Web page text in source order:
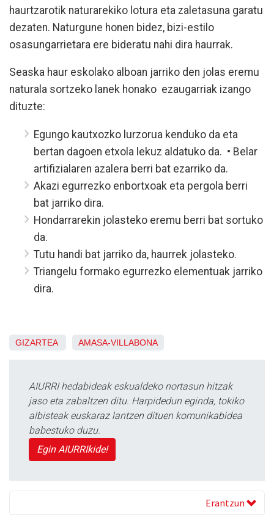
haurtzarotik naturarekiko lotura eta zaletasuna garatu
dezaten. Naturgune honen bidez, bizi-estilo
osasungarrietara ere bideratu nahi dira haurrak.
Seaska haur eskolako alboan jarriko den jolas eremu
naturala sortzeko lanek honako ezaugarriak izango
dituzte:
Egungo kautxozko lurzorua kenduko da eta
bertan dagoen etxola lekuz aldatuko da. • Belar
artifizialaren azalera berri bat ezarriko da.
Akazi egurrezko enbortxoak eta pergola berri
bat jarriko dira.
Hondarrarekin jolasteko eremu berri bat sortuko
da.
Tutu handi bat jarriko da, haurrek jolasteko.
Triangelu formako egurrezko elementuak jarriko
dira.
GIZARTEA AMASA-VILLABONA
AIURRI hedabideak eskualdeko nortasun hitzak
jaso eta zabaltzen ditu. Harpidedun eginda, tokiko
albisteak euskaraz lantzen dituen komunikabidea
babestuko duzu.
Egin AIURRIkide!
Erantzun